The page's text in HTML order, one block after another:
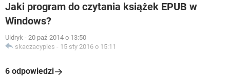
Jaki program do czytania książek EPUB w
Windows?
Uldryk - 20 paź 2014 o 13:50
skaczacypies - 15 sty 2016 o 15:11
6 odpowiedzi